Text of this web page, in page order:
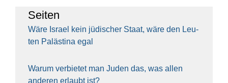
Sei­ten
Wäre Isra­el kein jüdi­scher Staat, wäre den Leu­
ten Paläs­ti­na egal
War­um ver­bie­tet man Juden das, was allen
ande­ren erlaubt ist?